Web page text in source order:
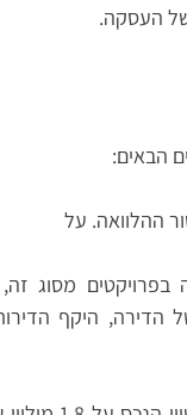
העסקה.
מסוג זה,
הדירה, היקף